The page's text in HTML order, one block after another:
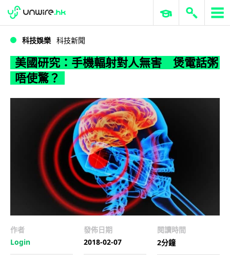
WWDC 2026 ERP 與商業 AI
科技娛樂 科技新聞
美國研究：手機輻射對人無害 煲電話粥
唔使驚？
作者
Login
發佈日期
2018-02-07
閱讀時間
2分鐘